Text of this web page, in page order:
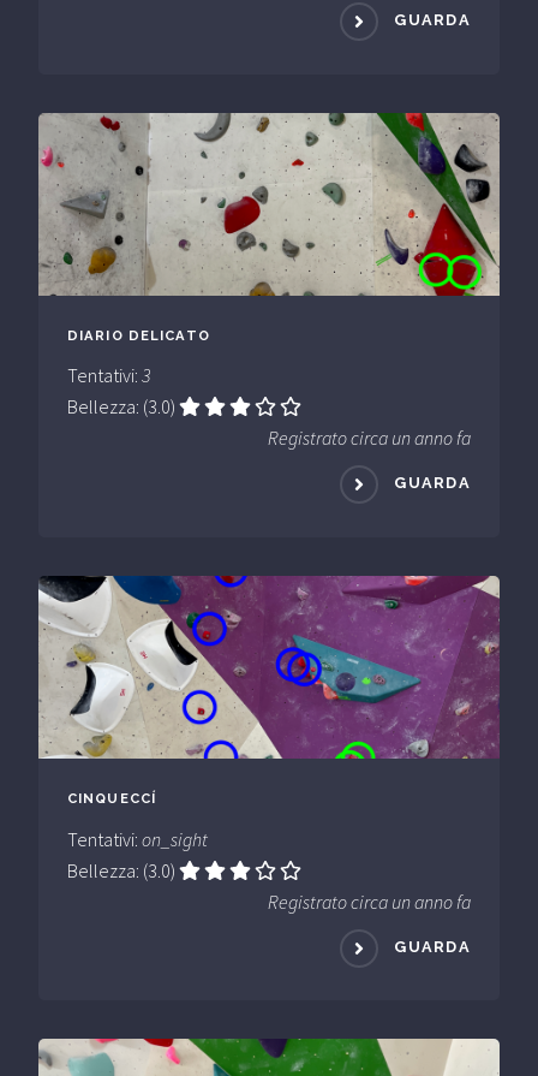
GUARDA
DIARIO DELICATO
Tentativi: 3
Bellezza: (3.0)
Registrato circa un anno fa
GUARDA
CINQUECCÍ
Tentativi: on_sight
Bellezza: (3.0)
Registrato circa un anno fa
GUARDA